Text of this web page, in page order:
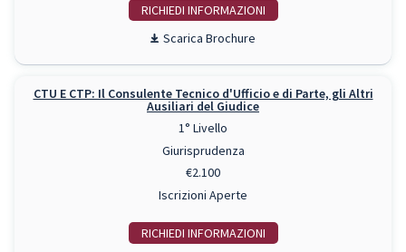
RICHIEDI INFO
Scarica Brochure
CTU E CTP: Il Consulente Tecnico d'Ufficio e di Parte, gli Altri
Ausiliari del Giudice
1° Livello
Giurisprudenza
€2.100
Iscrizioni Aperte
RICHIEDI INFO